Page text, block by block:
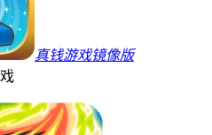
真钱游戏镜像版